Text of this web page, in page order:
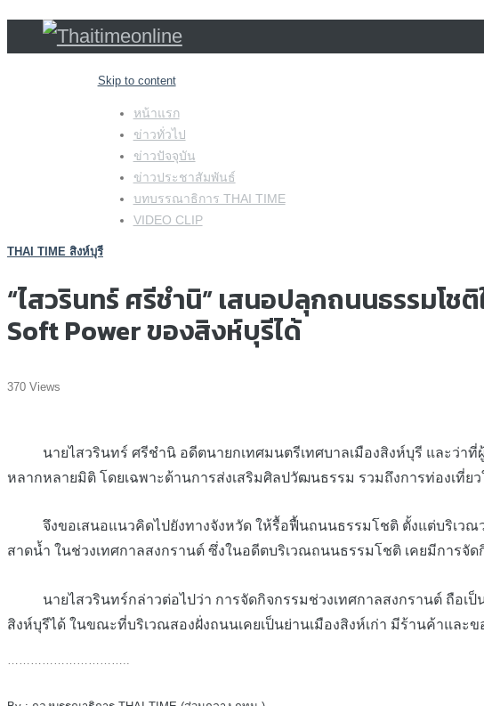
Skip to content
หน้าแรก
ข่าวทั่วไป
ข่าวปัจจุบัน
ข่าวประชาสัมพันธ์
บทบรรณาธิการ THAI TIME
VIDEO CLIP
THAI TIME สิงห์บุรี
“ไสวรินทร์ ศรีชำนิ” เสนอปลุกถนนธรรมโ
Soft Power ของสิงห์บุรีได้
370 Views
นายไสวรินทร์ ศรีชำนิ อดีตนายกเทศมนตรีเทศบาลเมืองสิงห์บุรี และว่าที่
หลากหลายมิติ โดยเฉพาะด้านการส่งเสริมศิลปวัฒนธรรม รวมถึงการท่องเที่ย
จึงขอเสนอแนวคิดไปยังทางจังหวัด ให้รื้อฟื้นถนนธรรมโชติ ตั้งแต่บริเวณว
สาดน้ำ ในช่วงเทศกาลสงกรานต์ ซึ่งในอดีตบริเวณถนนธรรมโชติ เคยมีการ
นายไสวรินทร์กล่าวต่อไปว่า การจัดกิจกรรมช่วงเทศกาลสงกรานต์ ถือเป็น
สิงห์บุรีได้ ในขณะที่บริเวณสองฝั่งถนนเคยเป็นย่านเมืองสิงห์เก่า มีร้านค้าแล
…………………………..